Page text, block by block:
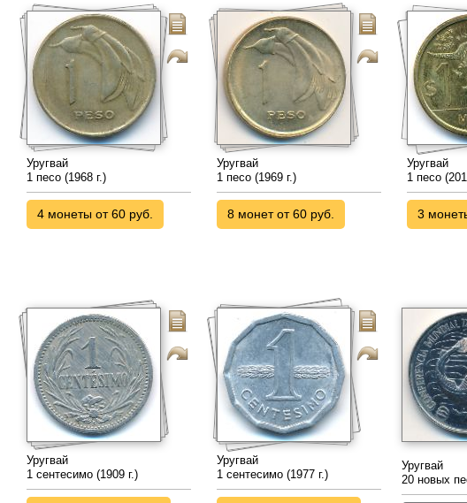
Уругвай
1 песо (1968 г.)
4 монеты от 60 руб.
Уругвай
1 песо (1969 г.)
8 монет от 60 руб.
Уругвай
1 песо
3
Уругвай
1 сентесимо (1909 г.)
Уругвай
1 сентесимо (1977 г.)
Уругвай
20 новых